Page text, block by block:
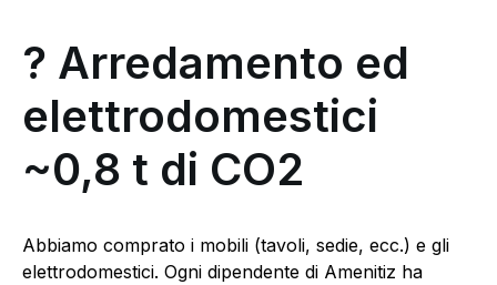
? Arredamento ed
elettrodomestici
~0,8 t di CO2
Abbiamo comprato i mobili (tavoli, sedie, ecc.) e gli
elettrodomestici. Ogni dipendente di Amenitiz ha